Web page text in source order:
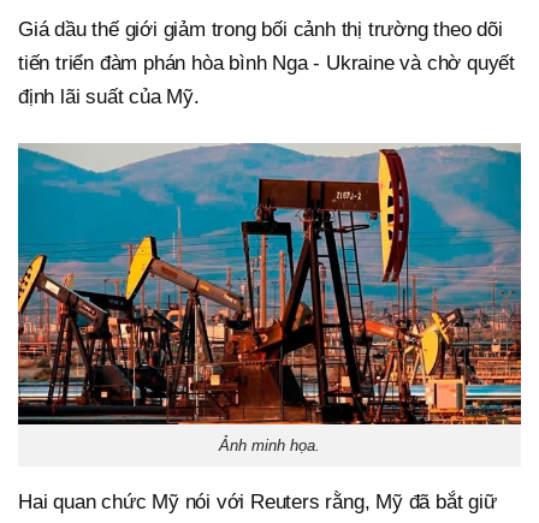
Giá dầu thế giới giảm trong bối cảnh thị trường theo dõi
tiến triển đàm phán hòa bình Nga - Ukraine và chờ quyết
định lãi suất của Mỹ.
Ảnh minh họa.
Hai quan chức Mỹ nói với Reuters rằng, Mỹ đã bắt giữ